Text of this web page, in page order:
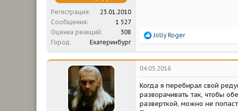
Регистрация
23.01.2010
Сообщения
1 527
Оценка реакций
308
Город
Екатеринбург
Р
а
к
ц
и
и
:
Jolly Roger
04.05.2016
Когда я перебирал свой
разворачивать так, чтобы
разверткой, можно не